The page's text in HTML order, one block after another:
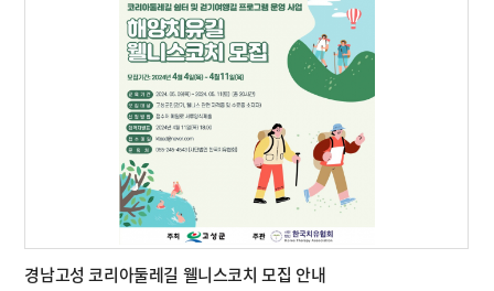
경남고성 코리아둘레길 웰니스코치 모집 안내